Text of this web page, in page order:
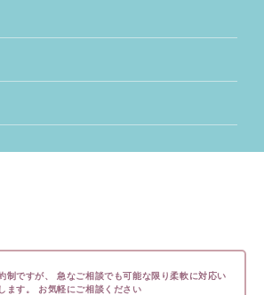
制ですが、
急なご相談でも可能な限り柔軟に対応い
ます。
お気軽にご相談ください